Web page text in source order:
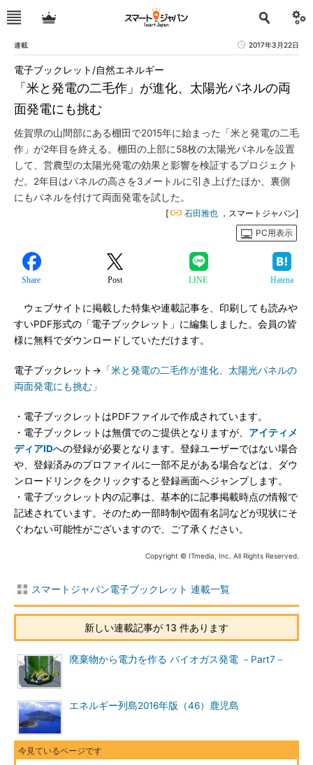
連載 2017年3月22日
「米と発電の二毛作」が進化、太陽光パネルの両
面発電にも挑む
電子ブックレット/自然エネルギー
佐賀県の山間部にある棚田で2015年に始まった「米と発電の二毛
作」が2年目を終える。棚田の上部に58枚の太陽光パネルを設置
して、営農型の太陽光発電の効果と影響を検証するプロジェクト
だ。2年目はパネルの高さを3メートルに引き上げたほか、裏側
にもパネルを付けて両面発電を試した。
[ 石田雅也 ，スマートジャパン]
PC用表示
Share Post LINE Hatena
ウェブサイトに掲載した特集や連載記事を、印刷しても読みや
すいPDF形式の「電子ブックレット」に編集しました。会員の皆
様に無料でダウンロードしていただけます。
電子ブックレット→ 「米と発電の二毛作が進化、太陽光パネルの
両面発電にも挑む」
・電子ブックレットはPDFファイルで作成されています。
・電子ブックレットは無償でのご提供となりますが、 アイティメ
ディアIDへの登録が必要となります。登録ユーザーではない場合
や、登録済みのプロファイルに一部不足がある場合などは、ダウ
ンロードリンクをクリックすると登録画面へジャンプします。
・電子ブックレット内の記事は、基本的に記事掲載時点の情報で
記述されています。そのため一部時制や固有名詞などが現状にそ
ぐわない可能性がございますので、ご了承ください。
Copyright © ITmedia, Inc. All Rights Reserved.
スマートジャパン電子ブックレット 連載一覧
新しい連載記事が 13 件あります
廃棄物から電力を作る バイオガス発電 －Part7－
エネルギー列島2016年版（46）鹿児島